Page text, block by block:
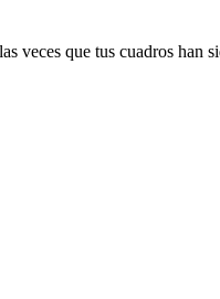
veces que tus cuadros han